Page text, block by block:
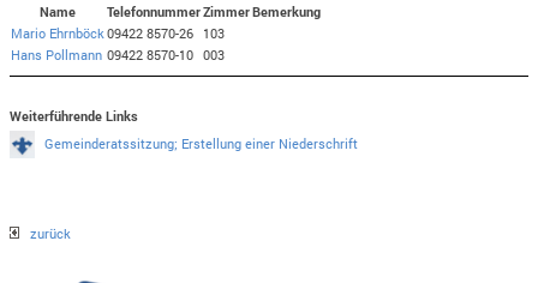
Name TelefonnummerZimmerBemerkung
Mario Ehrnböck 09422 8570-26 103
Hans Pollmann 09422 8570-10 003
Weiterführende Links
Gemeinderatssitzung; Erstellung einer Niederschrift
zurück